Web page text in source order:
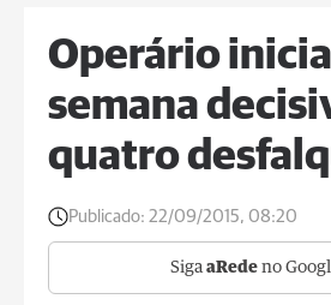
Operário inicia
semana
quatro
Publicado: 22/09/2015, 08:20
Siga aRede no